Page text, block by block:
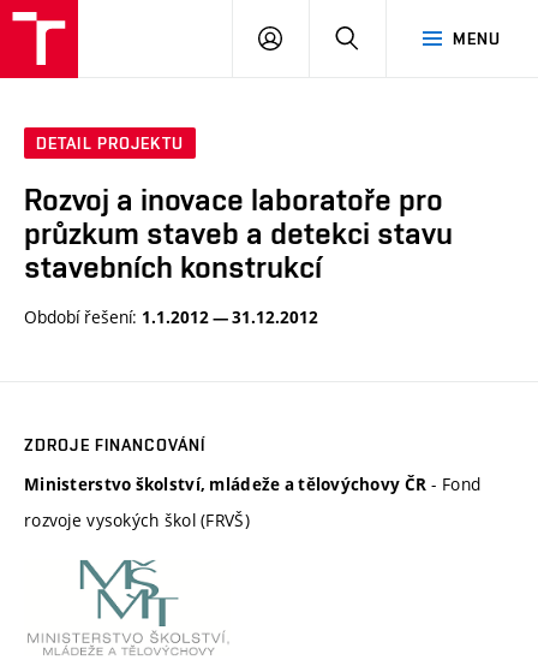
MENU
PŘIHLÁSIT
DETAIL PROJEKTU
Rozvoj a inovace laboratoře pro
průzkum staveb a detekci stavu
stavebních konstrukcí
Období řešení: 1.1.2012 — 31.12.2012
ZDROJE FINANCOVÁNÍ
Ministerstvo školství, mládeže a tělovýchovy ČR - Fond
rozvoje vysokých škol (FRVŠ)